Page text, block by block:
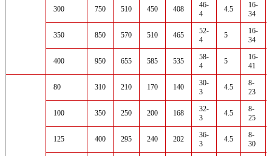
300 750 510 450 408
46-
4
4.5
16-
34
350 850 570 510 465
52-
4
5
16-
34
400 950 655 585 535
58-
4
5
16-
41
80 310 210 170 140
30-
3
4.5
8-
23
100 350 250 200 168
32-
3
4.5
8-
25
125 400 295 240 202
36-
3
4.5
8-
30